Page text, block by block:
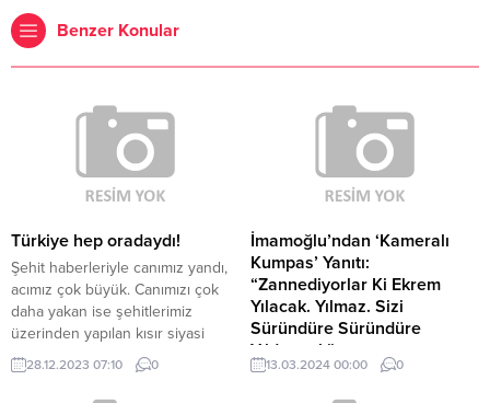
Benzer Konular
Türkiye hep oradaydı!
Şehit haberleriyle canımız yandı,
acımız çok büyük. Canımızı çok
daha yakan ise şehitlerimiz
üzerinden yapılan kısır siyasi
tartışmalar, polemikler... Hele de
sosyal medya mecralarındaki
haddini aşan paylaşımlar,
28.12.2023 07:10 0
İmamoğlu’ndan ‘Kameralı
Kumpas’ Yanıtı:
“Zannediyorlar Ki Ekrem
Yılacak. Yılmaz. Sizi
Süründüre Süründüre
Yıldıracak”
İstanbul Büyükşehir Belediyesi
(İBB) iştiraki İSTAÇ, kentte AB
13.03.2024 00:00 0